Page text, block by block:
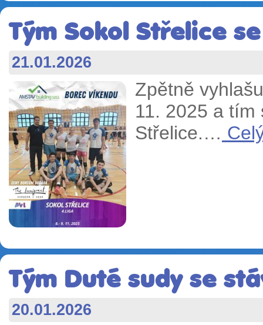
Tým Sokol Střelice
21.01.2026
Zpětně
11. 2025 a tím
Střelice.…
Tým Duté sudy se
20.01.2026